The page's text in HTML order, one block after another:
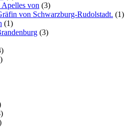
von (3)
von Schwarzburg-Rudolstadt. (1)
(1)
(3)